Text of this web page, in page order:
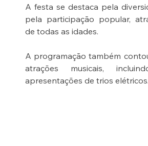
A festa se destaca pela
pela participação popular,
de todas as idades.
A programação também
atrações musicais,
apresentações de trios elétricos.